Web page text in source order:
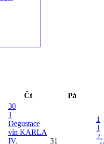
Čt Pá
30
1
Degustace
vín KARLA
IV.
31
1
1
2.